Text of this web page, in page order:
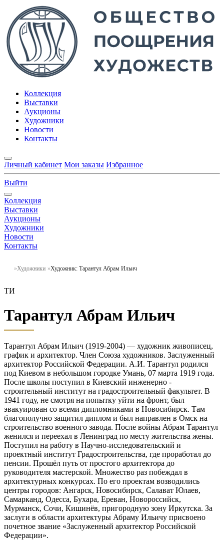
Коллекция
Выставки
Аукционы
Художники
Новости
Контакты
Личный кабинет Мои заказы Избранное
Выйти
Коллекция
Выставки
Аукционы
Художники
Новости
Контакты
Художники Художник: Тарантул Абрам Ильич
ТИ
Тарантул Абрам Ильич
Тарантул Абрам Ильич (1919-2004) — художник живописец,
график и архитектор. Член Союза художников. Заслуженный
архитектор Российской Федерации. А.И. Тарантул родился
под Киевом в небольшом городке Умань, 07 марта 1919 года.
После школы поступил в Киевский инженерно -
строительный институт на градостроительный факультет. В
1941 году, не смотря на попытку уйти на фронт, был
эвакуирован со всеми дипломниками в Новосибирск. Там
благополучно защитил диплом и был направлен в Омск на
строительство военного завода. После войны Абрам Тарантул
женился и переехал в Ленинград по месту жительства жены.
Поступил на работу в Научно-исследовательский и
проектный институт Градостроительства, где проработал до
пенсии. Прошёл путь от простого архитектора до
руководителя мастерской. Множество раз побеждал в
архитектурных конкурсах. По его проектам возводились
центры городов: Ангарск, Новосибирск, Салават Юлаев,
Самарканд, Одесса, Бухара, Ереван, Новороссийск,
Мурманск, Сочи, Кишинёв, пригородную зону Иркутска. За
заслуги в области архитектуры Абраму Ильичу присвоено
почетное звание «Заслуженный архитектор Российской
Федерации».